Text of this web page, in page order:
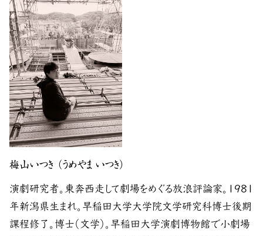
梅山いつき （うめやま いつき）
演劇研究者。東奔西走して劇場をめぐる放浪評論家。1981
年新潟県生まれ。早稲田大学大学院文学研究科博士後期
課程修了。博士（文学）。早稲田大学演劇博物館で小劇場